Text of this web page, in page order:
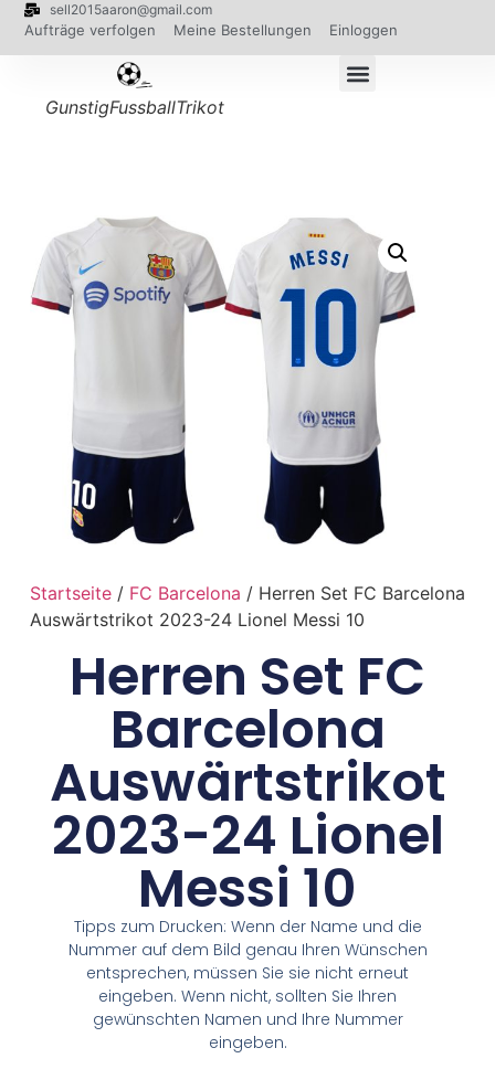
sell2015aaron@gmail.com
Aufträge verfolgen Meine Bestellungen Einloggen
GunstigFussballTrikot
Startseite/ FC Barcelona / Herren Set FC Barcelona
Auswärtstrikot 2023-24 Lionel Messi 10
Herren Set FC
Barcelona
Auswärtstrikot
2023-24 Lionel
Messi 10
Tipps zum Drucken: Wenn der Name und die
Nummer auf dem Bild genau Ihren Wünschen
entsprechen, müssen Sie sie nicht erneut
eingeben. Wenn nicht, sollten Sie Ihren
gewünschten Namen und Ihre Nummer
eingeben.